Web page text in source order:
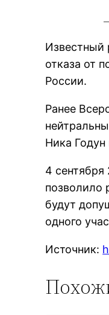
Известный
отказа от
России.
Ранее
Ника
4
позволило
будут
одного
Источник: